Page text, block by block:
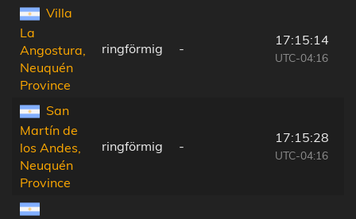
Villa
La
Angostura,
Neuquén
Province
ringförmig -
17:15:14
UTC-04:16
San
Martín de
los Andes,
Neuquén
Province
ringförmig -
17:15:28
UTC-04:16